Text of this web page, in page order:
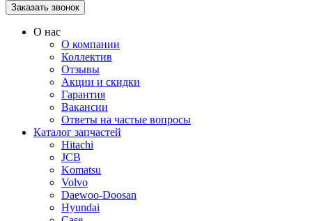
О нас
О компании
Коллектив
Отзывы
Акции и скидки
Гарантия
Вакансии
Ответы на частые вопросы
Каталог запчастей
Hitachi
JCB
Komatsu
Volvo
Daewoo-Doosan
Hyundai